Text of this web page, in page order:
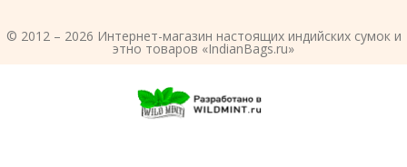
© 2012 – 2026 Интернет-магазин настоящих индийских сумок и
этно товаров «IndianBags.ru»